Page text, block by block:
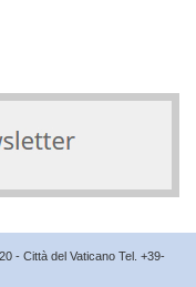
- Città del Vaticano Tel. +39-